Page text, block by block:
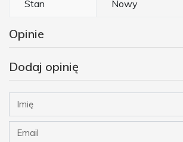
Stan Nowy
Opinie
Dodaj opinię